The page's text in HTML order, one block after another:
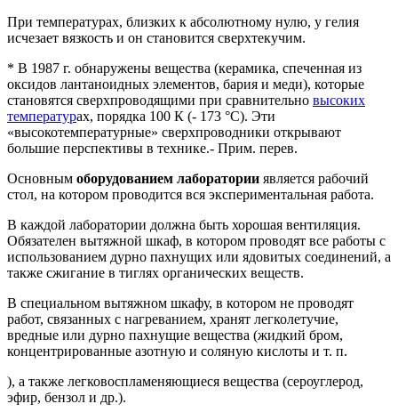
При температурах, близких к абсолютному нулю, у гелия
исчезает вязкость и он становится сверхтекучим.
* В 1987 г. обнаружены вещества (керамика, спеченная из
оксидов лантаноидных элементов, бария и меди), которые
становятся сверхпроводящими при сравнительно высоких
температурах, порядка 100 К (- 173 °С). Эти
«высокотемпературные» сверхпроводники открывают
большие перспективы в технике.- Прим. перев.
Основным оборудованием лаборатории является рабочий
стол, на котором проводится вся экспериментальная работа.
В каждой лаборатории должна быть хорошая вентиляция.
Обязателен вытяжной шкаф, в котором проводят все работы с
использованием дурно пахнущих или ядовитых соединений, а
также сжигание в тиглях органических веществ.
В специальном вытяжном шкафу, в котором не проводят
работ, связанных с нагреванием, хранят легколетучие,
вредные или дурно пахнущие вещества (жидкий бром,
концентрированные азотную и соляную кислоты и т. п.
), а также легковоспламеняющиеся вещества (сероуглерод,
эфир, бензол и др.).